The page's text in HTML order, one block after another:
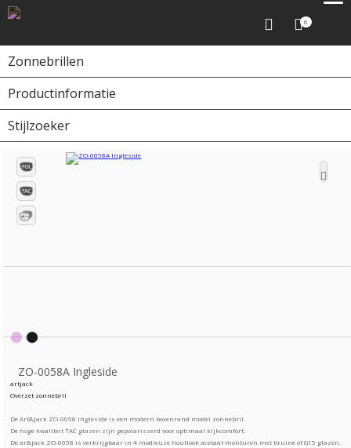
0
Zonnebrillen
Productinformatie
Stijlzoeker
Home Zonnebrillen
ZO-0058A Ingleside
artjack
Overzet zonnebril
De Art&Jack ZO-0058 Ingleside is een modern bovenrand model zonnebril.
De hoge kwaliteit TAC glazen zijn gepolarisserd voor optimaal kijkcomfort.
De ar&jack ZO-0058 is verkrijgbaar in 4 modieuze houtlook acetaat monturen met bruine of G15 glazen.